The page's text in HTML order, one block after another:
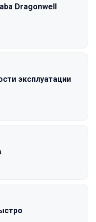
Dragonwell
эксплуатации